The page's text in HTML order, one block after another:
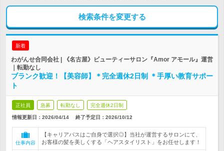
検索条件を変更する
新着
わがんせ合同会社 | 《名古屋》ビューティーサロン『Amor アモール』運営
｜転勤なし
ブランク歓迎！【美容師】＊完全週休2日制 ＊手厚い教育サポー
ト
正社員 急募 転勤なし 完全週休2日制
情報更新日：2026/04/14 終了予定日： 2026/10/12
仕事内容
【キャリアパスはご自身で選択◎】当社が運営するサロンにて、
お客様の髪を美しくする「ヘアスタイリスト」をお任せします！